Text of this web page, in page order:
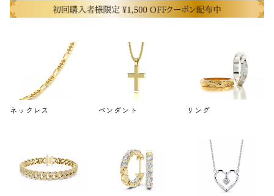
ネックレス ペンダント リング